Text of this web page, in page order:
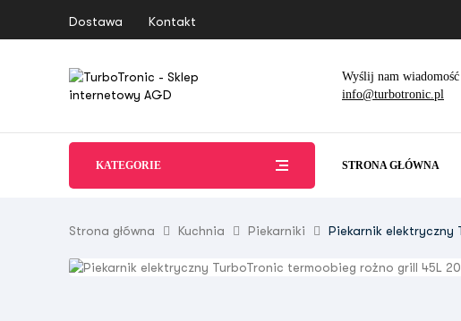
Dostawa Kontakt
Wyślij nam wiadomość
info@turbotronic.pl
KATEGORIE STRONA GŁÓWNA
Strona główna Kuchnia Piekarniki Piekarnik elektryczny